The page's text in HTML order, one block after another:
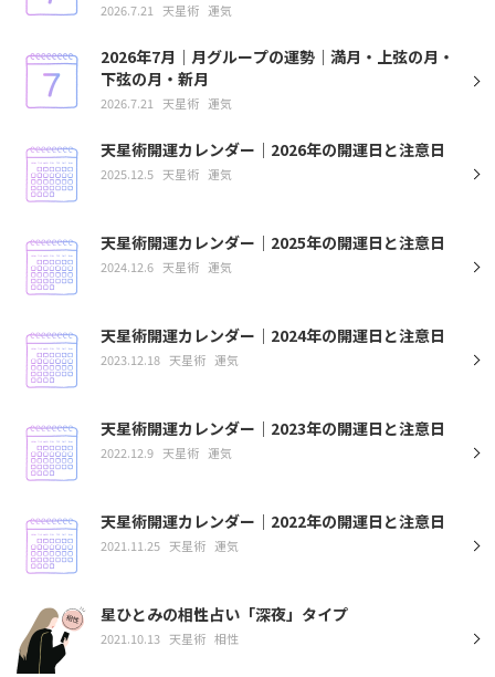
2026.7.21 天星術 運気
2026年7月｜月グループの運勢｜満月・上弦の月・
下弦の月・新月
2026.7.21 天星術 運気
天星術開運カレンダー｜2026年の開運日と注意日
2025.12.5 天星術 運気
天星術開運カレンダー｜2025年の開運日と注意日
2024.12.6 天星術 運気
天星術開運カレンダー｜2024年の開運日と注意日
2023.12.18 天星術 運気
天星術開運カレンダー｜2023年の開運日と注意日
2022.12.9 天星術 運気
天星術開運カレンダー｜2022年の開運日と注意日
2021.11.25 天星術 運気
星ひとみの相性占い「深夜」タイプ
2021.10.13 天星術 相性